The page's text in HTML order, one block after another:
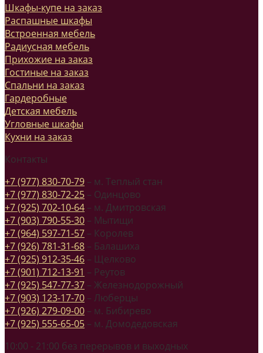
Шкафы-купе на заказ
Распашные шкафы
Встроенная мебель
Радиусная мебель
Прихожие на заказ
Гостиные на заказ
Спальни на заказ
Гардеробные
Детская мебель
Угловные шкафы
Кухни на заказ
Контакты
+7 (977) 830-70-79 – м. Теплый стан
+7 (977) 830-72-25 – Одинцово
+7 (925) 702-10-64 – м. Дмитровская
+7 (903) 790-55-30 – Мытищи
+7 (964) 597-71-57 – Королев
+7 (926) 781-31-68 – Балашиха
+7 (925) 912-35-46 – Щелково
+7 (901) 712-13-91 – Реутов
+7 (925) 547-77-37 – Железнодорожный
+7 (903) 123-17-70 – Люберцы
+7 (926) 279-09-00 – м. Бибирево
+7 (925) 555-65-05 – м. Домодедовская
10:00 - 21:00 без перерывов и выходных